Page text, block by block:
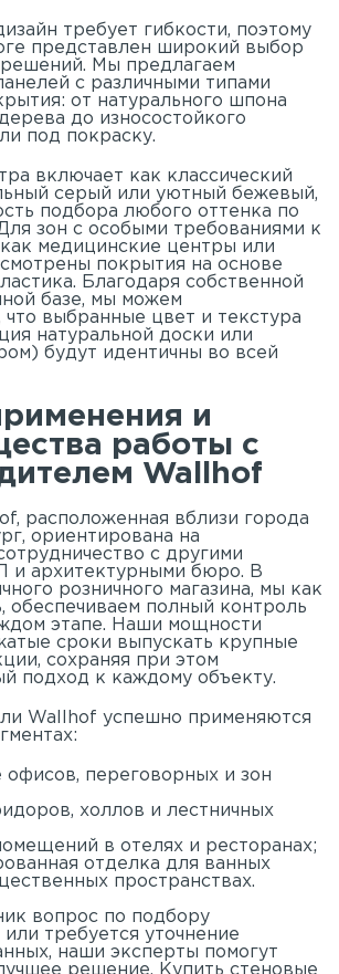
требует гибкости, поэтому
представлен широкий выбор
Мы предлагаем
с различными типами
от натурального шпона
до износостойкого
под покраску.
включает как классический
серый или уютный бежевый,
подбора любого оттенка по
зон с особыми требованиями к
как медицинские центры или
покрытия на основе
Благодаря собственной
базе, мы можем
что выбранные цвет и текстура
натуральной доски или
будут идентичны во всей
и
работы с
Wallhof
расположенная вблизи города
ориентирована на
с другими
и архитектурными бюро. В
розничного магазина, мы как
обеспечиваем полный контроль
этапе. Наши мощности
сроки выпускать крупные
сохраняя при этом
подход к каждому объекту.
Wallhof успешно применяются
переговорных и зон
холлов и лестничных
в отелях и ресторанах;
отделка для ванных
пространствах.
вопрос по подбору
требуется уточнение
наши эксперты помогут
решение. Купить стеновые